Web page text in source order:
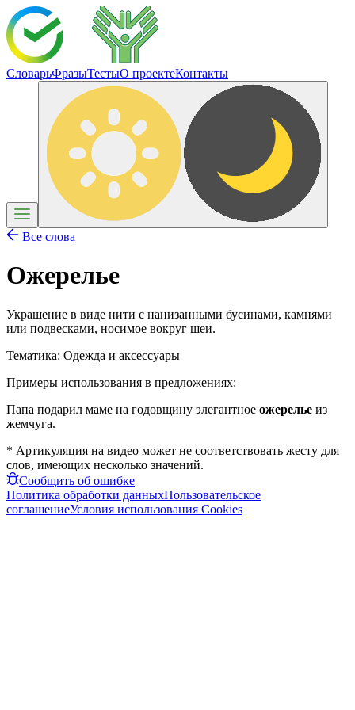
СловарьФразыТестыО проектеКонтакты
Все слова
Ожерелье
Украшение в виде нити с нанизанными бусинами, камнями
или подвесками, носимое вокруг шеи.
Тематика: Одежда и аксессуары
Примеры использования в предложениях:
Папа подарил маме на годовщину элегантное ожерелье из
жемчуга.
* Артикуляция на видео может не соответствовать жесту для
слов, имеющих несколько значений.
Сообщить об ошибке
Политика обработки данныхПользовательское
соглашениеУсловия использования Cookies